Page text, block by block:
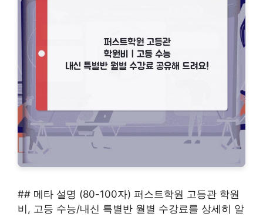
## 메타 설명 (80-100자) 퍼스트학원 고등관 학원
비, 고등 수능/내신 특별반 월별 수강료를 상세히 알